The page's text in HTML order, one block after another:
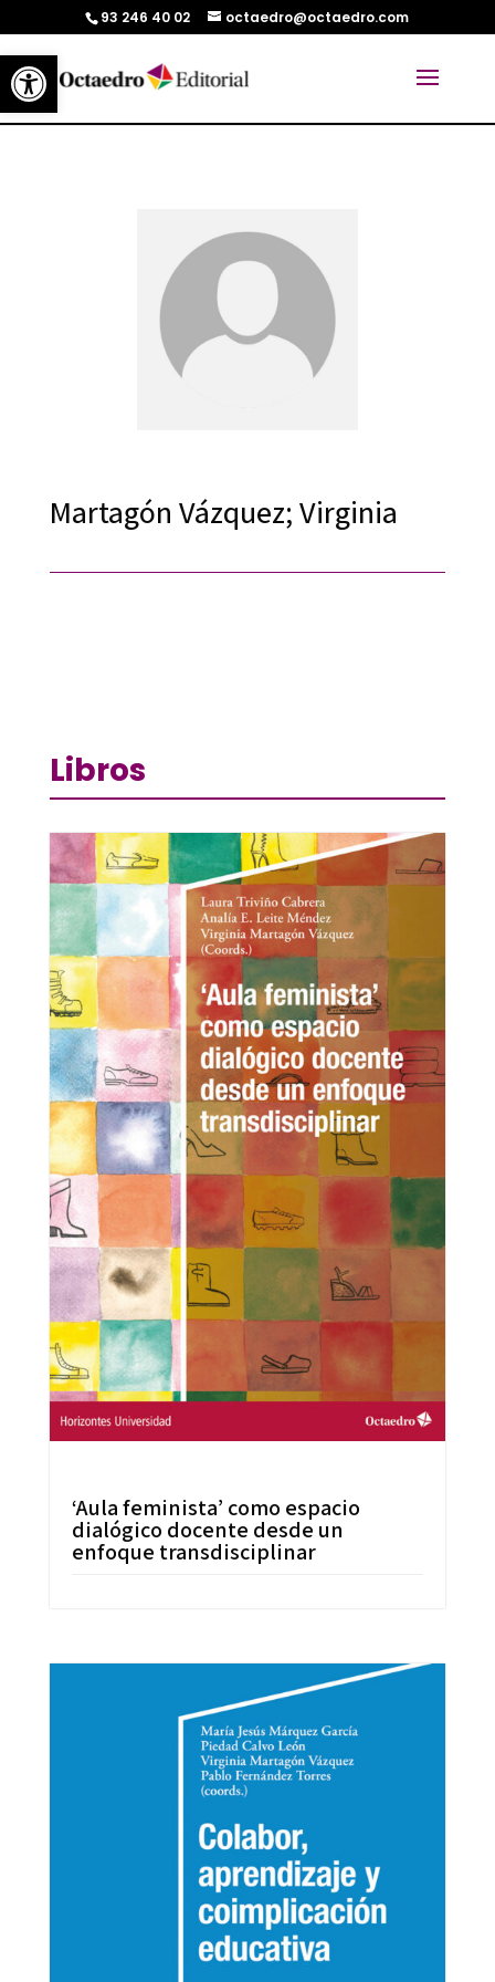
Abrir barra de herramientas
93 246 40 02 octaedro@octaedro.com
Martagón Vázquez; Virginia
Libros
‘Aula feminista’ como espacio
dialógico docente desde un
enfoque transdisciplinar